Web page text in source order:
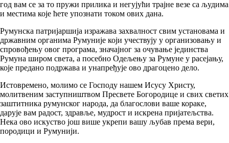
год вам се за то пружи прилика и негујући трајне везе са људима
и местима које ћете упознати током ових дана.
Румунска патријаршија изражава захвалност свим установама и
државним органима Румуније који учествују у организовању и
спровођењу овог програма, значајног за очување јединства
Румуна широм света, а посебно Одељењу за Румуне у расејању,
које предано подржава и унапређује ово драгоцено дело.
Истовремено, молимо се Господу нашем Исусу Христу,
молитвеним заступништвом Пресвете Богородице и свих светих
заштитника румунског народа, да благослови ваше кораке,
дарује вам радост, здравље, мудрост и искрена пријатељства.
Нека ово искуство још више укрепи вашу љубав према вери,
породици и Румунији.